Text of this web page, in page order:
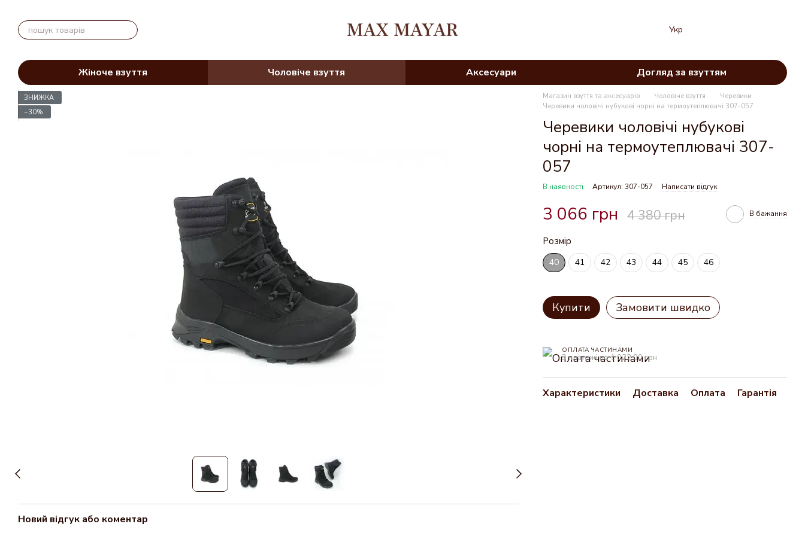
Укр
Жіноче взуття Чоловіче взуття Аксесуари Догляд за взуттям
ЗНИЖКА
−30%
Новий відгук або коментар
Магазин взуття та аксесуарів Чоловіче взуття
Черевики
Черевики чоловічі нубукові чорні на термоутеплювачі 307-057
Черевики чоловічі нубукові
чорні на термоутеплювачі 307-
057
В наявності Артикул: 307-057 Написати відгук
3 066 грн 4 380 грн В бажання
Розмір
40 41 42 43 44 45 46
Купити Замовити швидко
ОПЛАТА ЧАСТИНАМИ
3 платежі по 1 022.00 грн
Характеристики Доставка Оплата Гарантія